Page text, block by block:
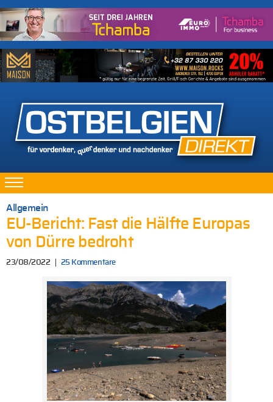
Allgemein
EU-Bericht: Fast die Hälfte Europas
von Dürre bedroht
23/08/2022 25 Kommentare